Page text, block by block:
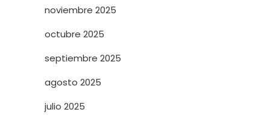
noviembre 2025
octubre 2025
septiembre 2025
agosto 2025
julio 2025